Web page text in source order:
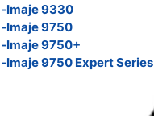
Imaje 9330
Imaje 9750
Imaje 9750+
Imaje 9750 Expert Series